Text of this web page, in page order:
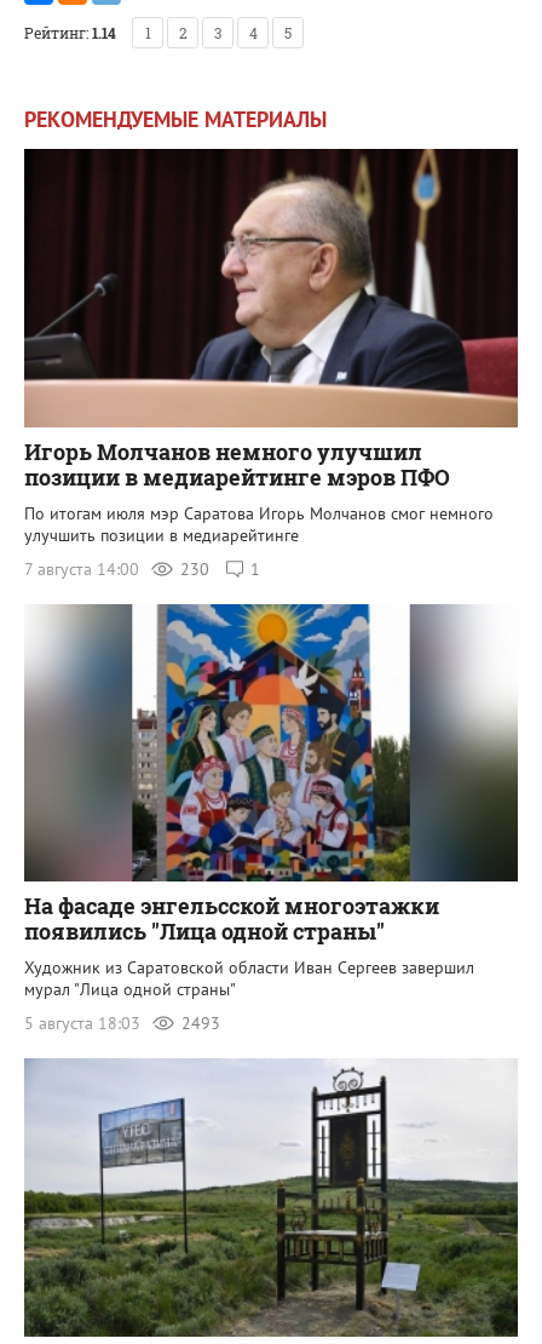
Рейтинг:1.14 1 2 3 4 5
РЕКОМЕНДУЕМЫЕ МАТЕРИАЛЫ
Игорь Молчанов немного улучшил
позиции в медиарейтинге мэров ПФО
По итогам июля мэр Саратова Игорь Молчанов смог немного
улучшить позиции в медиарейтинге
7 августа 14:00
230 1
На фасаде энгельсской многоэтажки
появились "Лица одной страны"
Художник из Саратовской области Иван Сергеев завершил
мурал "Лица одной страны"
5 августа 18:03
2493